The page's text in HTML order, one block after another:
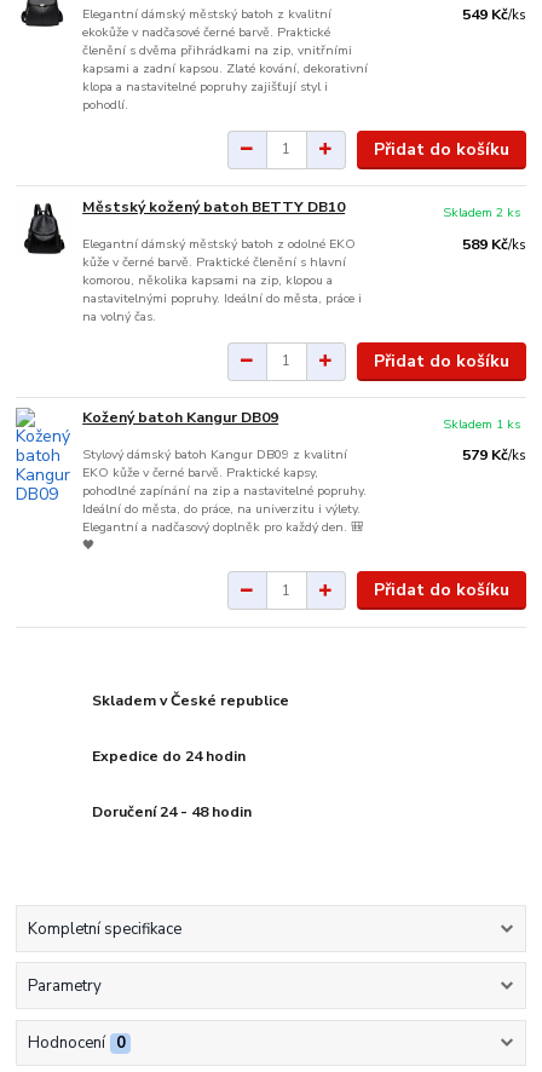
Elegantní dámský městský batoh z kvalitní
ekokůže v nadčasové černé barvě. Praktické
členění s dvěma přihrádkami na zip, vnitřními
kapsami a zadní kapsou. Zlaté kování, dekorativní
klopa a nastavitelné popruhy zajišťují styl i
pohodlí.
549 Kč/ks
Přidat do košíku
Městský kožený batoh BETTY DB10
Elegantní dámský městský batoh z odolné EKO
kůže v černé barvě. Praktické členění s hlavní
komorou, několika kapsami na zip, klopou a
nastavitelnými popruhy. Ideální do města, práce i
na volný čas.
589 Kč/ks
Skladem 2 ks
Přidat do košíku
Kožený batoh Kangur DB09
Stylový dámský batoh Kangur DB09 z kvalitní
EKO kůže v černé barvě. Praktické kapsy,
pohodlné zapínání na zip a nastavitelné popruhy.
Ideální do města, do práce, na univerzitu i výlety.
Elegantní a nadčasový doplněk pro každý den. 🎒
🖤
579 Kč/ks
Skladem 1 ks
Přidat do košíku
Skladem v České republice
Expedice do 24 hodin
Doručení 24 - 48 hodin
Kompletní specifikace
Parametry
Hodnocení 0